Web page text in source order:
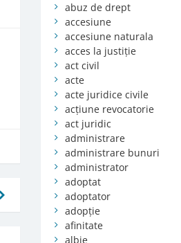
abuz de drept
accesiune
accesiune naturala
acces la justiție
act civil
acte
acte juridice civile
acțiune revocatorie
act juridic
administrare
administrare bunuri
administrator
adoptat
adoptator
adopție
afinitate
albie